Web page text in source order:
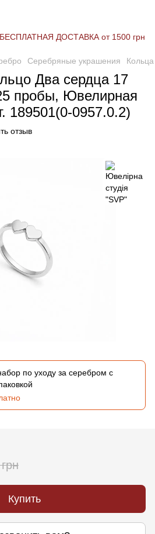
ДОСТАВКА от 1500 грн
Серебряные украшения Кольца
Два сердца 17
пробы, Ювелирная
189501(0-0957.0.2)
отзыв
по уходу за серебром с
Купить